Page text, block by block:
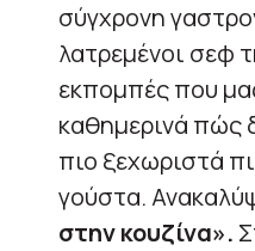
σύγχρονη
λατρεμένοι σεφ
εκπομπές που
καθημερινά πώς
πιο ξεχωριστά
γούστα.
στην κουζίνα».